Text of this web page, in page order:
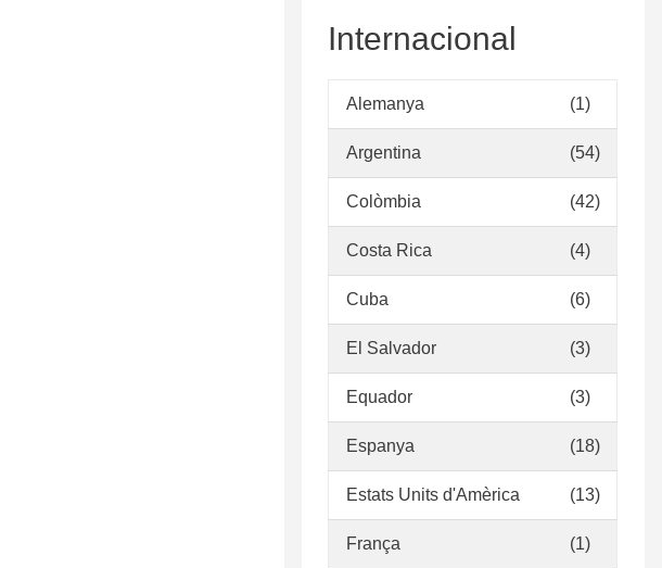
Internacional
Alemanya (1)
Argentina (54)
Colòmbia (42)
Costa Rica (4)
Cuba (6)
El Salvador (3)
Equador (3)
Espanya (18)
Estats Units d'Amèrica (13)
França (1)